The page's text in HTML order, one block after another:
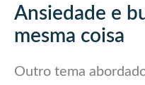
Ansiedade e
mesma coisa
Outro tema